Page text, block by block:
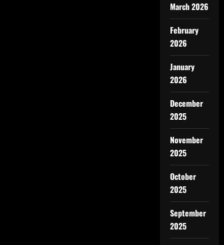
March 2026
February
2026
January
2026
December
2025
November
2025
October
2025
September
2025